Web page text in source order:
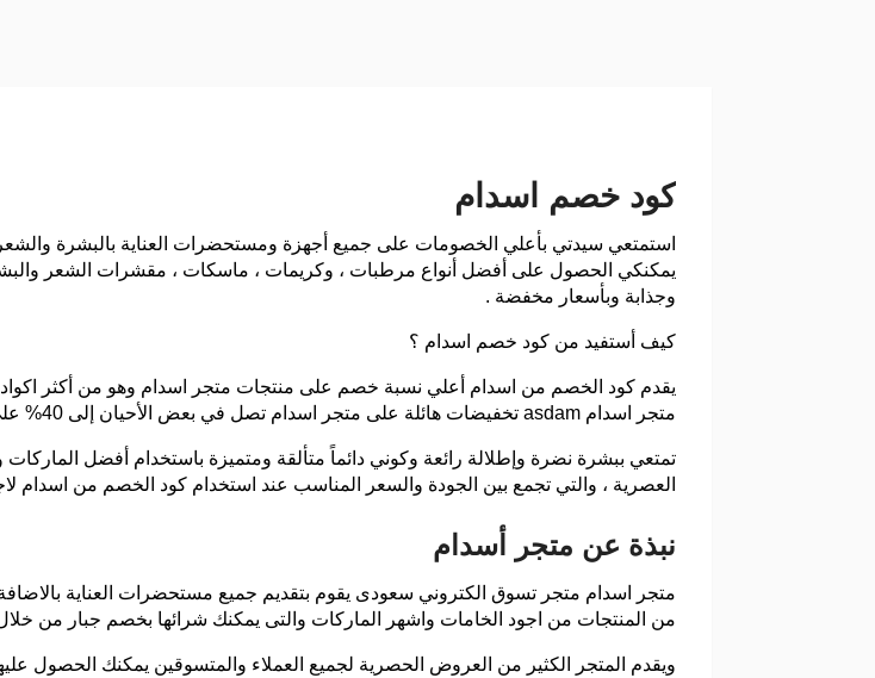
كود خصم اسدام
استمتعي سيدتي بأعلي الخصومات على جميع أجهزة ومستحضرات العناية بالبشرة
يمكنكي الحصول على أفضل أنواع مرطبات ، وكريمات ، ماسكات ، مقشرات الشعر
وجذابة وبأسعار مخفضة .
كيف أستفيد من كود خصم اسدام ؟
يقدم كود الخصم من اسدام أعلي نسبة خصم على منتجات متجر اسدام وهو من أكثر
متجر اسدام asdam تخفيضات هائلة على متجر اسدام تصل في بعض الأحيان إلى 40% على جميع المنتجات التي تبحث عنها كل سيدة .
تمتعي ببشرة نضرة وإطلالة رائعة وكوني دائماً متألقة ومتميزة باستخدام أفضل
العصرية ، والتي تجمع بين الجودة والسعر المناسب عند استخدام كود الخصم من اسدام
نبذة عن متجر أسدام
متجر اسدام متجر تسوق الكتروني سعودى يقوم بتقديم جميع مستحضرات العناية
من المنتجات من اجود الخامات واشهر الماركات والتى يمكنك شرائها بخصم جبار من
ويقدم المتجر الكثير من العروض الحصرية لجميع العملاء والمتسوقين يمكنك الحصول